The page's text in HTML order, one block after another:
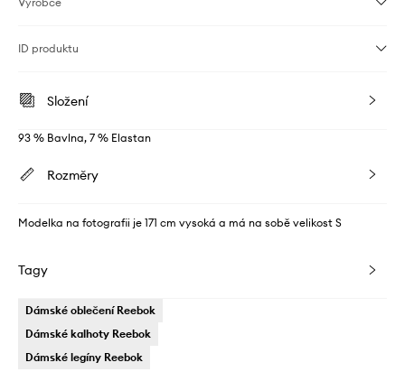
ID produktu
Složení
93 % Bavlna, 7 % Elastan
Rozměry
Modelka na fotografii je 171 cm vysoká a má na sobě velikost S
Tagy
Dámské oblečení Reebok
Dámské kalhoty Reebok
Dámské legíny Reebok